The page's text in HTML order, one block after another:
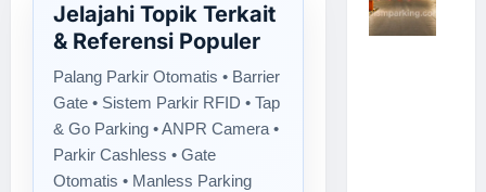
Jelajahi Topik Terkait
& Referensi Populer
Palang Parkir Otomatis • Barrier
Gate • Sistem Parkir RFID • Tap
& Go Parking • ANPR Camera •
Parkir Cashless • Gate
Otomatis • Manless Parking